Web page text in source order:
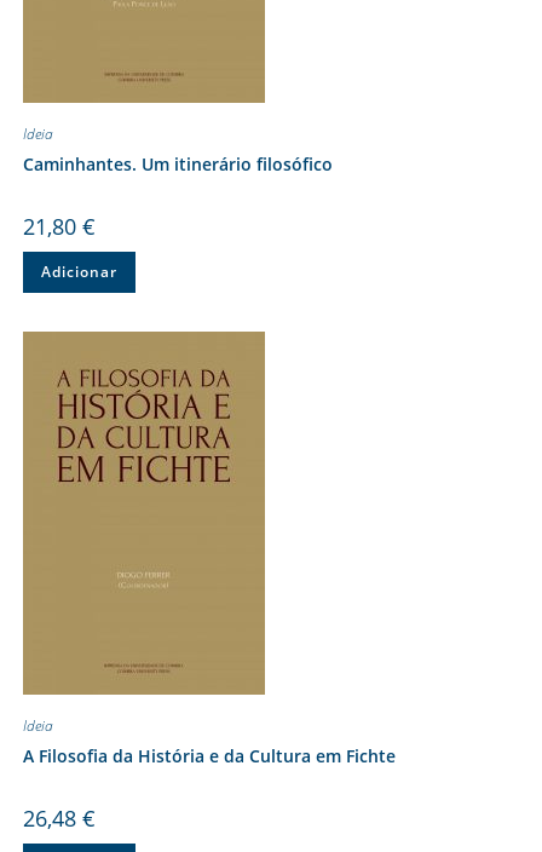
Ideia
Caminhantes. Um itinerário filosófico
21,80 €
Adicionar
Ideia
A Filosofia da História e da Cultura em Fichte
26,48 €